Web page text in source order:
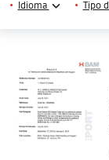
• Idioma • Tipo